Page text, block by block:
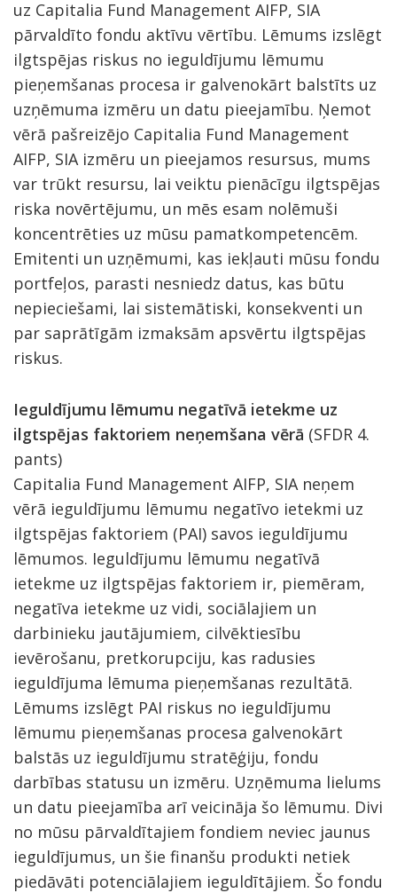
uz Capitalia Fund Management AIFP, SIA
pārvaldīto fondu aktīvu vērtību. Lēmums izslēgt
ilgtspējas riskus no ieguldījumu lēmumu
pieņemšanas procesa ir galvenokārt balstīts uz
uzņēmuma izmēru un datu pieejamību. Ņemot
vērā pašreizējo Capitalia Fund Management
AIFP, SIA izmēru un pieejamos resursus, mums
var trūkt resursu, lai veiktu pienācīgu ilgtspējas
riska novērtējumu, un mēs esam nolēmuši
koncentrēties uz mūsu pamatkompetencēm.
Emitenti un uzņēmumi, kas iekļauti mūsu fondu
portfeļos, parasti nesniedz datus, kas būtu
nepieciešami, lai sistemātiski, konsekventi un
par saprātīgām izmaksām apsvērtu ilgtspējas
riskus.
Ieguldījumu lēmumu negatīvā ietekme uz
ilgtspējas faktoriem neņemšana vērā (SFDR 4.
pants)
Capitalia Fund Management AIFP, SIA neņem
vērā ieguldījumu lēmumu negatīvo ietekmi uz
ilgtspējas faktoriem (PAI) savos ieguldījumu
lēmumos. Ieguldījumu lēmumu negatīvā
ietekme uz ilgtspējas faktoriem ir, piemēram,
negatīva ietekme uz vidi, sociālajiem un
darbinieku jautājumiem, cilvēktiesību
ievērošanu, pretkorupciju, kas radusies
ieguldījuma lēmuma pieņemšanas rezultātā.
Lēmums izslēgt PAI riskus no ieguldījumu
lēmumu pieņemšanas procesa galvenokārt
balstās uz ieguldījumu stratēģiju, fondu
darbības statusu un izmēru. Uzņēmuma lielums
un datu pieejamība arī veicināja šo lēmumu. Divi
no mūsu pārvaldītajiem fondiem neviec jaunus
ieguldījumus, un šie finanšu produkti netiek
piedāvāti potenciālajiem ieguldītājiem. Šo fondu